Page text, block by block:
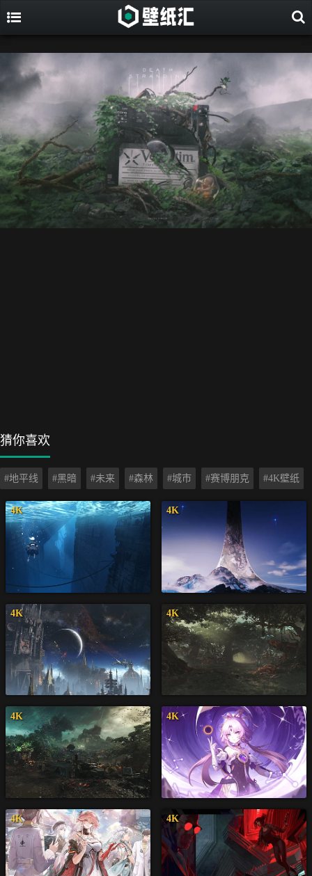
猜你喜欢
#地平线 #黑暗 #未来 #森林 #城市 #赛博朋克 #4K壁纸
4K 4K
4K 4K
4K 4K
4K 4K